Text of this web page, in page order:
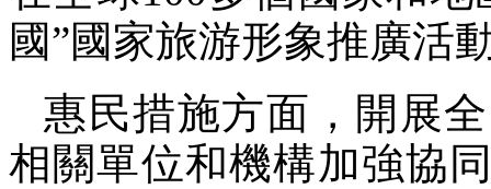
國”國家旅游形象推廣活
惠民措施方面，開展
相關單位和機構加強協